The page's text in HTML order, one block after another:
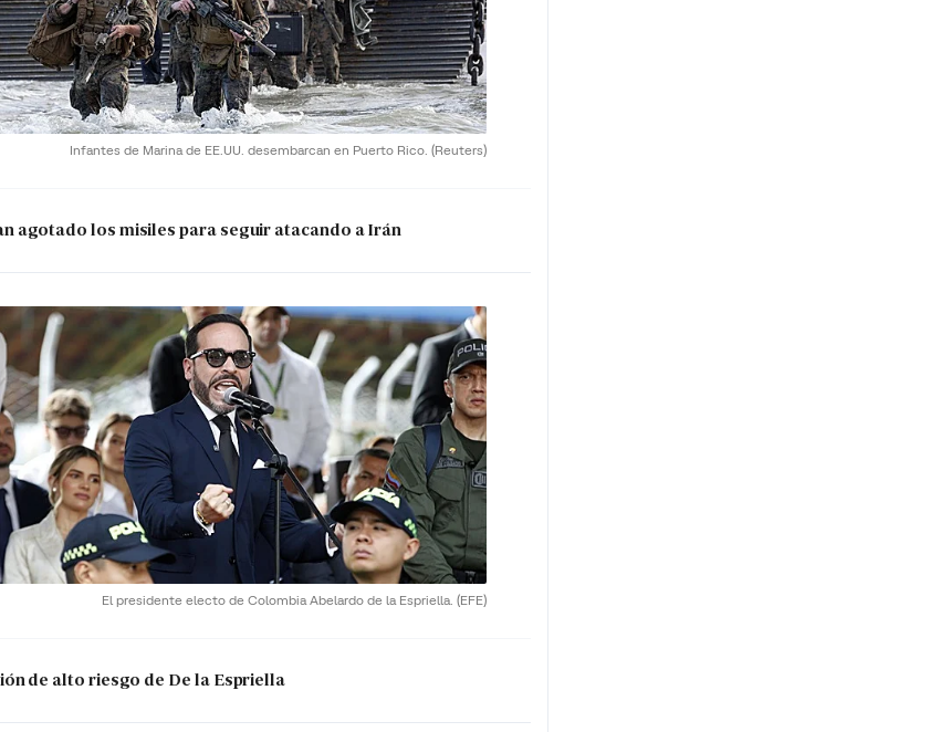
Infantes de Marina de EE.UU. desembarcan en Puerto Rico. (Reuters)
agotado los misiles para seguir atacando a Irán
El presidente electo de Colombia Abelardo de la Espriella. (EFE)
de alto riesgo de De la Espriella